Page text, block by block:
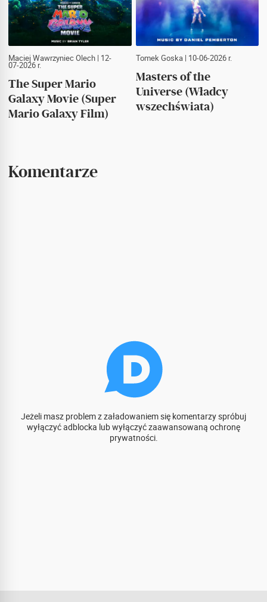
Maciej Wawrzyniec Olech | 12-
07-2026 r.
The Super Mario
Galaxy Movie (Super
Mario Galaxy Film)
Tomek Goska| 10-06-2026 r.
Masters of the
Universe (Władcy
wszechświata)
Komentarze
Jeżeli masz problem z załadowaniem się komentarzy spróbuj
wyłączyć adblocka lub wyłączyć zaawansowaną ochronę
prywatności.